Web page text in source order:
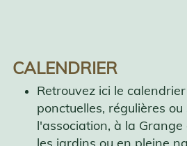
CALENDRIER
Retrouvez ici le
ponctuelles, régulières
l'association, à la Grange